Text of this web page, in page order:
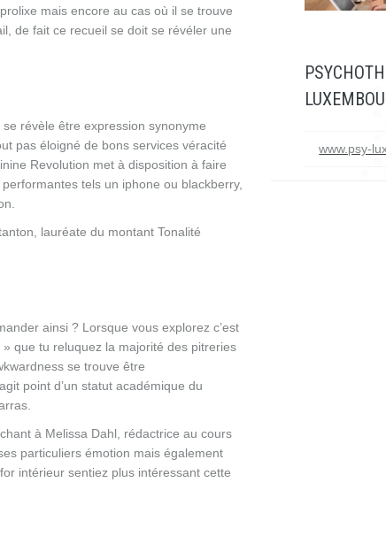
mais encore au cas où il se trouve
de fait ce recueil se doit se révéler une
révèle être expression synonyme
pas éloigné de bons services véracité
Revolution met à disposition à faire
tels un iphone ou blackberry,
lauréate du montant Tonalité
ainsi ? Lorsque vous explorez c’est
que tu reluquez la majorité des pitreries
se trouve être
point d’un statut académique du
à Melissa Dahl, rédactrice au cours
particuliers émotion mais également
intérieur sentiez plus intéressant cette
www.psy-